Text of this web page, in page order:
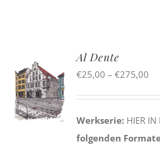
AUSFÜHRUNG
WÄHLEN
DIESES
PRODUKT
WEIST
Al Dente
€25,00 –€275,00
Werkserie: HIER
folgenden